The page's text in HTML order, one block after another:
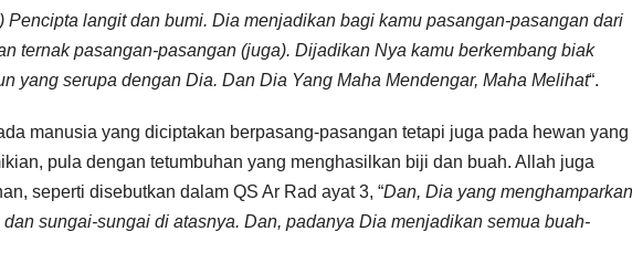
Pencipta langit dan bumi. Dia menjadikan bagi kamu pasangan-pasangan dari
ternak pasangan-pasangan (juga). Dijadikan Nya kamu berkembang biak
yang serupa dengan Dia. Dan Dia Yang Maha Mendengar, Maha Melihat“.
manusia yang diciptakan berpasang-pasangan tetapi juga pada hewan yang
pula dengan tetumbuhan yang menghasilkan biji dan buah. Allah juga
seperti disebutkan dalam QS Ar Rad ayat 3, “Dan, Dia yang menghamparkan
sungai-sungai di atasnya. Dan, padanya Dia menjadikan semua buah-